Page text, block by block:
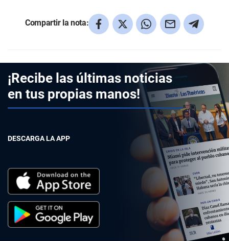
Compartir la nota:
¡Recibe las últimas noticias
en tus propias manos!
DESCARGA LA APP